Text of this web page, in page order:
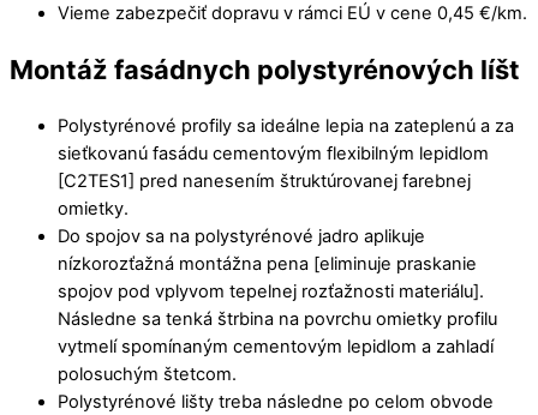
Vieme zabezpečiť dopravu v rámci EÚ v cene 0,45 €/km.
Montáž fasádnych polystyrénových líšt
Polystyrénové profily sa ideálne lepia na zateplenú a za
sieťkovanú fasádu cementovým flexibilným lepidlom
[C2TES1] pred nanesením štruktúrovanej farebnej
omietky.
Do spojov sa na polystyrénové jadro aplikuje
nízkorozťažná montážna pena [eliminuje praskanie
spojov pod vplyvom tepelnej rozťažnosti materiálu].
Následne sa tenká štrbina na povrchu omietky profilu
vytmelí spomínaným cementovým lepidlom a zahladí
polosuchým štetcom.
Polystyrénové lišty treba následne po celom obvode